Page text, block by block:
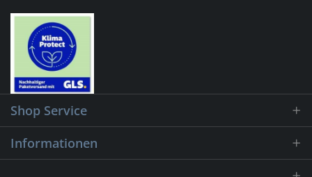
Shop Service
Informationen